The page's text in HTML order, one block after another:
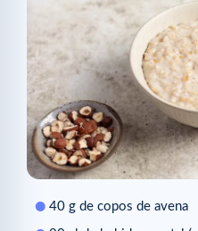
40 g de copos de avena